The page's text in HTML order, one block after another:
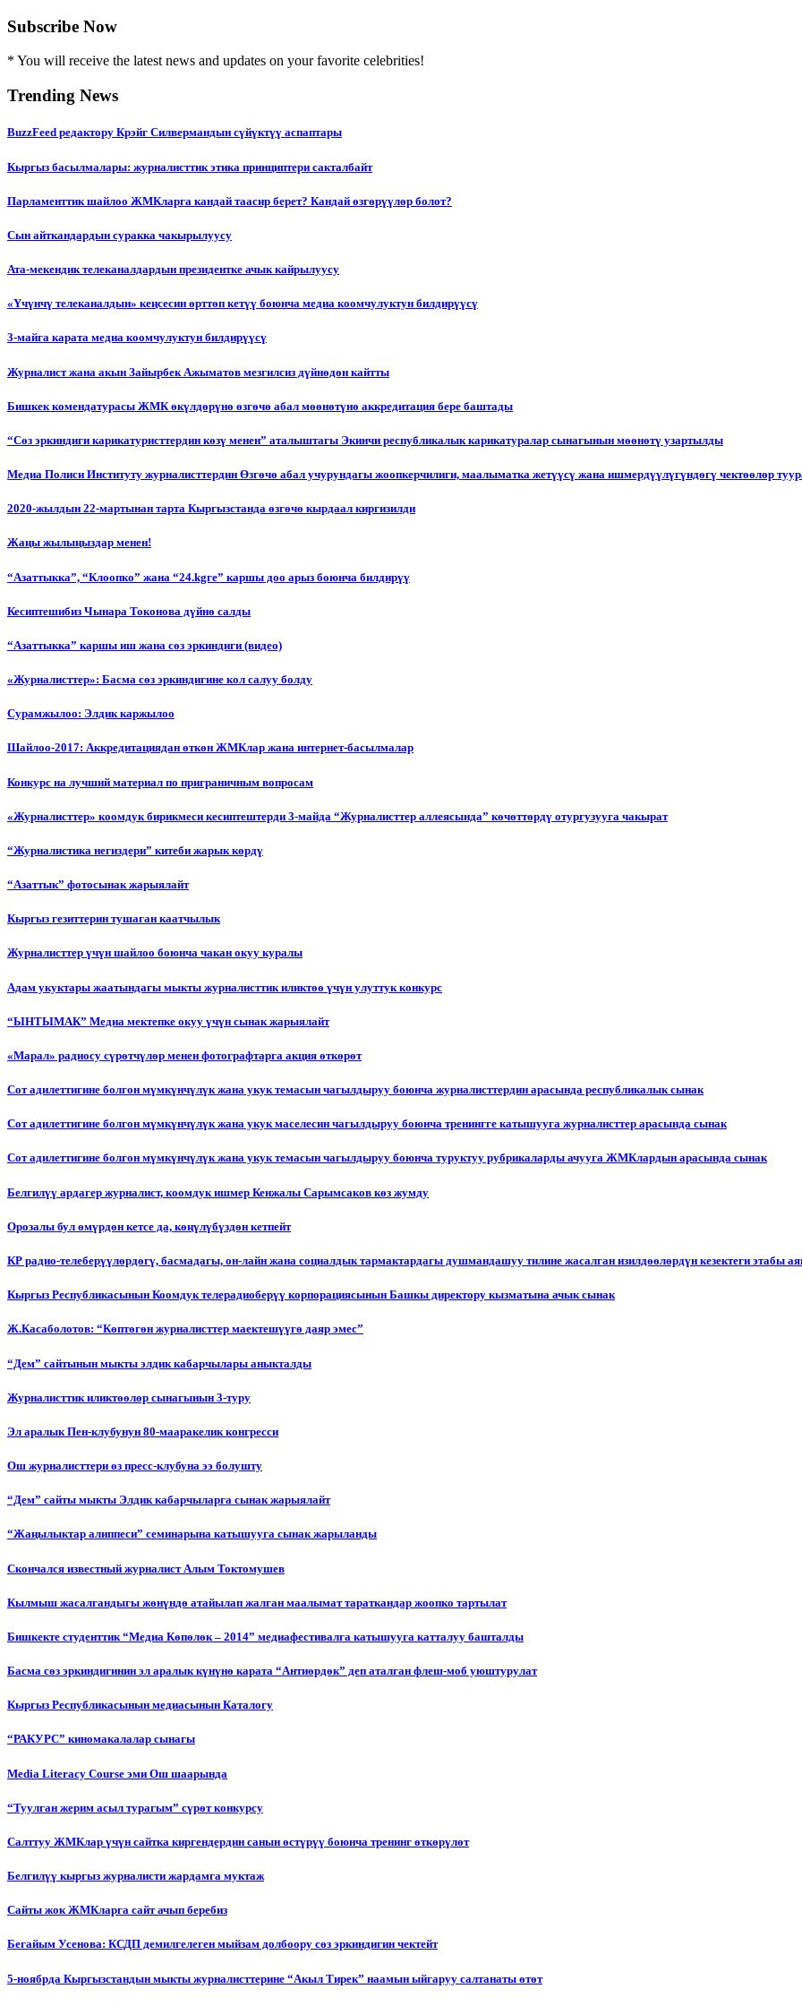
Subscribe Now
* You will receive the latest news and updates on your favorite celebrities!
Trending News
BuzzFeed редактору Крэйг Силвермандын сүйүктүү аспаптары
Кыргыз басылмалары: журналисттик этика принциптери сакталбайт
Парламенттик шайлоо ЖМКларга кандай таасир берет? Кандай өзгөрүүлөр болот?
Сын айткандардын суракка чакырылуусу
Ата-мекендик телеканалдардын президентке ачык кайрылуусу
«Үчүнчү телеканалдын» кеңсесин өрттөп кетүү боюнча медиа коомчулуктун билдирүүсү
3-майга карата медиа коомчулуктун билдирүүсү
Журналист жана акын Зайырбек Ажыматов мезгилсиз дүйнөдөн кайтты
Бишкек комендатурасы ЖМК өкүлдөрүнө өзгөчө абал мөөнөтүнө аккредитация бере баштады
“Сөз эркиндиги карикатуристтердин көзү менен” аталыштагы Экинчи республикалык карикатуралар сынагынын мөөнөтү узартылды
Медиа Полиси Институту журналисттердин Өзгөчө абал учурундагы жоопкерчилиги, маалыматка жетүүсү жана ишмердүүлүгүндөгү чектөөлөр
2020-жылдын 22-мартынан тарта Кыргызстанда өзгөчө кырдаал киргизилди
Жаңы жылыңыздар менен!
“Азаттыкка”, “Клоопко” жана “24.kgге” каршы доо арыз боюнча билдирүү
Кесиптешибиз Чынара Токонова дүйнө салды
“Азаттыкка” каршы иш жана сөз эркиндиги (видео)
«Журналисттер»: Басма сөз эркиндигине кол салуу болду
Сурамжылоо: Элдик каржылоо
Шайлоо-2017: Аккредитациядан өткөн ЖМКлар жана интернет-басылмалар
Конкурс на лучший материал по приграничным вопросам
«Журналисттер» коомдук бирикмеси кесиптештерди 3-майда “Журналисттер аллеясында” көчөттөрдү отургузууга чакырат
“Журналистика негиздери” китеби жарык көрдү
“Азаттык” фотосынак жарыялайт
Кыргыз гезиттерин тушаган каатчылык
Журналисттер үчүн шайлоо боюнча чакан окуу куралы
Адам укуктары жаатындагы мыкты журналисттик иликтөө үчүн улуттук конкурс
“ЫНТЫМАК” Медиа мектепке окуу үчүн сынак жарыялайт
«Марал» радиосу сүрөтчүлөр менен фотографтарга акция өткөрөт
Сот адилеттигине болгон мүмкүнчүлүк жана укук темасын чагылдыруу боюнча журналисттердин арасында республикалык сынак
Сот адилеттигине болгон мүмкүнчүлүк жана укук маселесин чагылдыруу боюнча тренингге катышууга журналисттер арасында сынак
Сот адилеттигине болгон мүмкүнчүлүк жана укук темасын чагылдыруу боюнча туруктуу рубрикаларды ачууга ЖМКлардын арасында сынак
Белгилүү ардагер журналист, коомдук ишмер Кенжалы Сарымсаков көз жумду
Орозалы бул өмүрдөн кетсе да, көңүлүбүздөн кетпейт
КР радио-телеберүүлөрдөгү, басмадагы, он-лайн жана социалдык тармактардагы душмандашуу тилине жасалган изилдөөлөрдүн кезектеги этабы
Кыргыз Республикасынын Коомдук телерадиоберүү корпорациясынын Башкы директору кызматына ачык сынак
Ж.Касаболотов: “Көптөгөн журналисттер маектешүүгө даяр эмес”
“Дем” сайтынын мыкты элдик кабарчылары аныкталды
Журналисттик иликтөөлөр сынагынын 3-туру
Эл аралык Пен-клубунун 80-мааракелик конгресси
Ош журналисттери өз пресс-клубуна ээ болушту
“Дем” сайты мыкты Элдик кабарчыларга сынак жарыялайт
“Жаңылыктар алиппеси” семинарына катышууга сынак жарыланды
Cкончался известный журналист Алым Токтомушев
Кылмыш жасалгандыгы жөнүндө атайылап жалган маалымат тараткандар жоопко тартылат
Бишкекте студенттик “Медиа Көпөлөк – 2014” медиафестивалга катышууга катталуу башталды
Басма сөз эркиндигинин эл аралык күнүнө карата “Антиөрдөк” деп аталган флеш-моб уюштурулат
Кыргыз Республикасынын медиасынын Каталогу
“РАКУРС” киномакалалар сынагы
Media Literacy Сourse эми Ош шаарында
“Туулган жерим асыл турагым” сүрөт конкурсу
Салттуу ЖМКлар үчүн сайтка киргендердин санын өстүрүү боюнча тренинг өткөрүлөт
Белгилүү кыргыз журналисти жардамга муктаж
Сайты жок ЖМКларга сайт ачып беребиз
Бегайым Усенова: КСДП демилгелеген мыйзам долбоору сөз эркиндигин чектейт
5-ноябрда Кыргызстандын мыкты журналисттерине “Акыл Тирек” наамын ыйгаруу салтанаты өтөт